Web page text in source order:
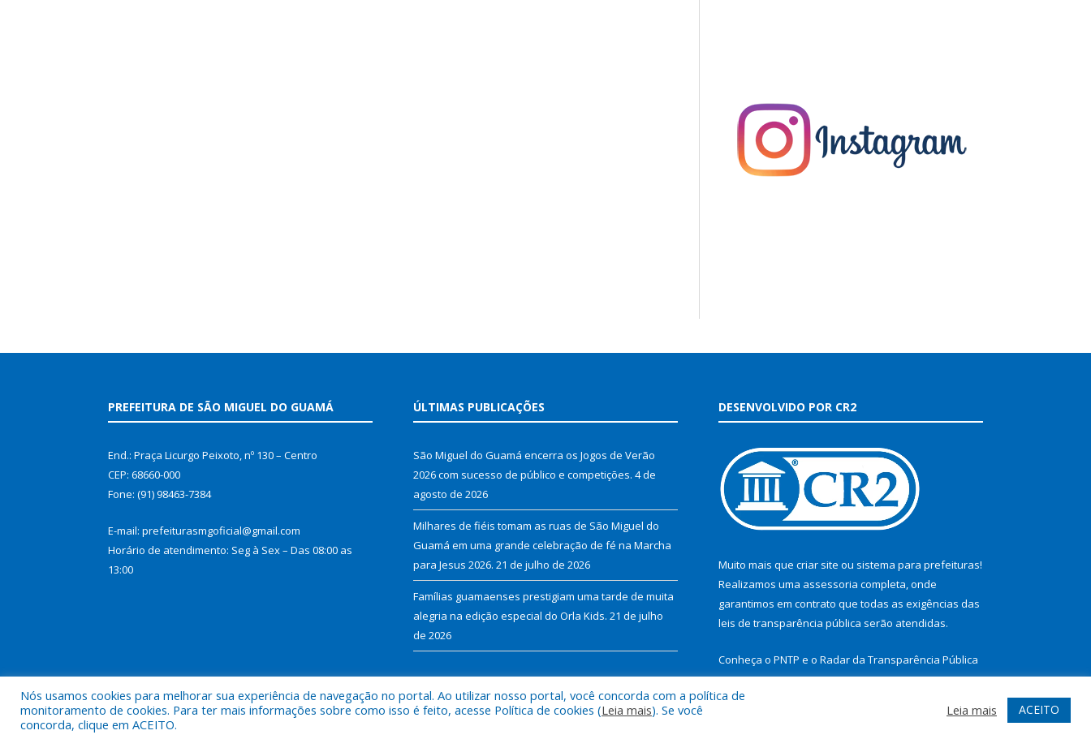
PREFEITURA DE SÃO MIGUEL DO GUAMÁ
End.: Praça Licurgo Peixoto, nº 130 – Centro
CEP: 68660-000
Fone: (91) 98463-7384
E-mail: prefeiturasmgoficial@gmail.com
Horário de atendimento: Seg à Sex – Das 08:00 as
13:00
ÚLTIMAS PUBLICAÇÕES
São Miguel do Guamá encerra os Jogos de Verão
2026 com sucesso de público e competições. 4 de
agosto de 2026
Milhares de fiéis tomam as ruas de São Miguel do
Guamá em uma grande celebração de fé na Marcha
para Jesus 2026. 21 de julho de 2026
Famílias guamaenses prestigiam uma tarde de muita
alegria na edição especial do Orla Kids. 21 de julho
de 2026
DESENVOLVIDO POR CR2
Muito mais que criar site ou sistema para prefeituras!
Realizamos uma assessoria completa, onde
garantimos em contrato que todas as exigências das
leis de transparência pública serão atendidas.
Conheça o PNTP e o Radar da Transparência Pública
Nós usamos cookies para melhorar sua experiência de navegação no portal. Ao utilizar nosso portal, você concorda com a política de
monitoramento de cookies. Para ter mais informações sobre como isso é feito, acesse Política de cookies (Leia mais). Se você
concorda, clique em ACEITO.
Leia mais ACEITO